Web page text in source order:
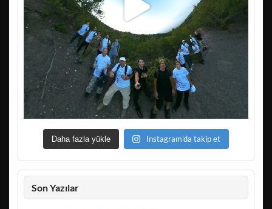
Daha fazla yükle Instagram'da takip et
Son Yazılar